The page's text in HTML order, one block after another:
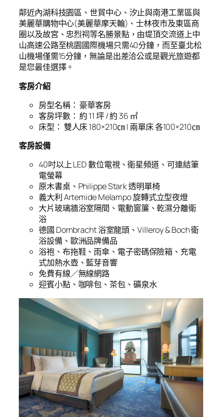
鄰近內湖科技園區、世貿中心、汐止與南港工業區與
美麗華購物中心(美麗華摩天輪)、士林夜市及東區商
圈以及故宮、忠烈祠等名勝景點，由堤頂交流道上中
山高速公路至桃園國際機場只需40分鐘，而至臺北松
山機場僅需15分鐘，無論是出差洽公或是觀光旅遊都
是您最佳選擇。
客房介紹
房型名稱： 豪華客房
客房坪數： 約 11 坪 / 約 36 ㎡
床型： 雙人床 180×210㎝ | 兩單床 各100×210㎝
客房設備
40吋以上 LED 數位電視、衛星頻道、可連結筆
電螢幕
原木書桌、Philippe Stark 透明單椅
義大利 Artemide Melampo 旋轉式立型夜燈
大片玻璃牆浴室隔間、電動窗簾、乾濕分離衛
浴
德國 Dornbracht 浴室龍頭、Villeroy & Boch 衛
浴設備、歐洲品牌備品
浴袍、布拖鞋、雨傘、電子密碼保險箱、充電
式加熱水壺、藍芽音響
免費有線／無線網路
迎賓小點、咖啡包、茶包、礦泉水